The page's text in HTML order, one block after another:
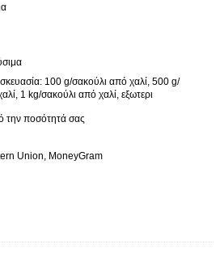
100 g/σακούλι από χαλί, 500 g/
1 kg/σακούλι από χαλί, εξωτερι
την ποσότητά σας
Union, MoneyGram